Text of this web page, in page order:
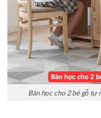
Bàn học cho 2 bé gỗ tự